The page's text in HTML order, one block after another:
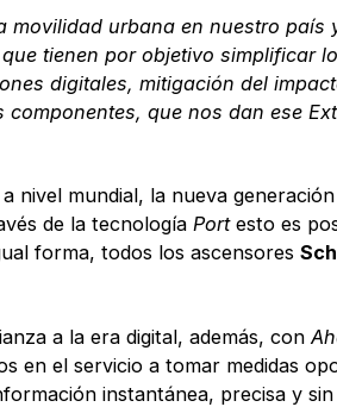
urbana en nuestro
tienen por objetivo simplificar
digitales, mitigación del
que nos dan ese
nivel mundial, la nueva
de la tecnología Port esto es
forma, todos los ascensores
a la era digital, además, con
en el servicio a tomar medidas
instantánea, precisa y